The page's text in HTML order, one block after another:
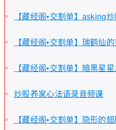
【藏经阁•交割单】asking
【藏经阁•交割单】瑞鹤仙
【藏经阁•交割单】暗黑星
炒股养家心法语录音频课
【藏经阁•交割单】隐形的